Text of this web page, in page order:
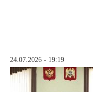
24.07.2026 - 19:19